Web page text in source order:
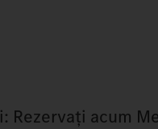
Rezervați acum